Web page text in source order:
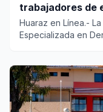
trabajadores de
discriminación a
Huaraz en Línea.-
Especializada en